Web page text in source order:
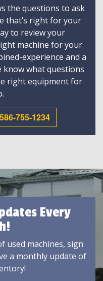
the questions to ask
that’s right for your
to review your
machine for your
experience and a
what questions
right equipment for
755-1234
Every
used machines, sign
a monthly update of